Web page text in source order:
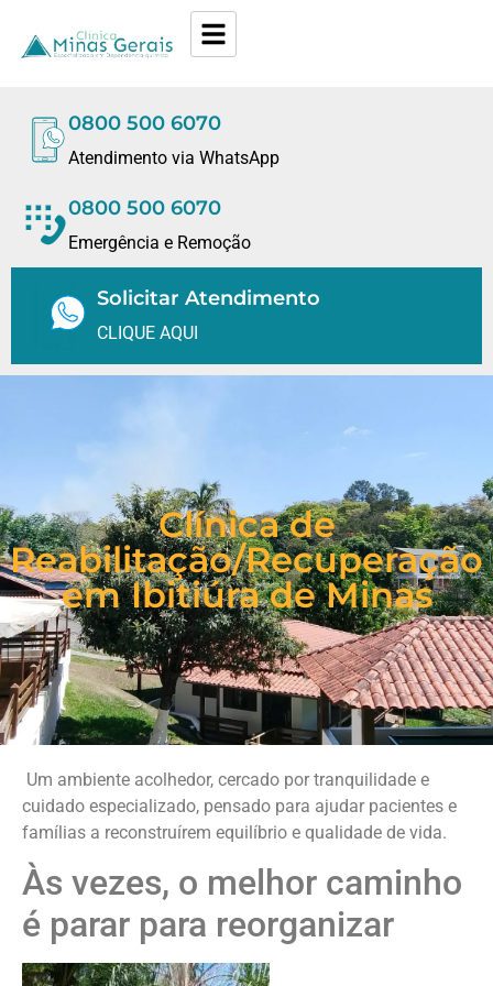
0800 500 6070
Atendimento via WhatsApp
0800 500 6070
Emergência e Remoção
Solicitar Atendimento
CLIQUE AQUI
Clínica de
Reabilitação/Recuperação
em Ibitiúra de Minas
Um ambiente acolhedor, cercado por tranquilidade e
cuidado especializado, pensado para ajudar pacientes e
famílias a reconstruírem equilíbrio e qualidade de vida.
Às vezes, o melhor caminho
é parar para reorganizar